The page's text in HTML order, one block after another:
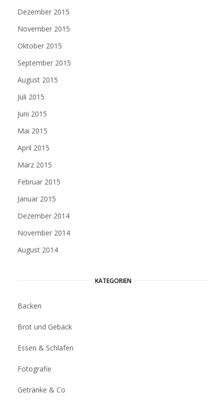
Dezember 2015
November 2015
Oktober 2015
September 2015
August 2015
Juli 2015
Juni 2015
Mai 2015
April 2015
März 2015
Februar 2015
Januar 2015
Dezember 2014
November 2014
August 2014
KATEGORIEN
Backen
Brot und Gebäck
Essen & Schlafen
Fotografie
Getränke & Co